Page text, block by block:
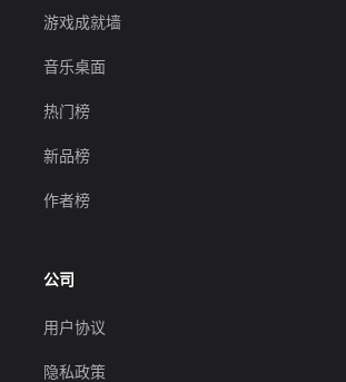
游戏成就墙
音乐桌面
热门榜
新品榜
作者榜
公司
用户协议
隐私政策